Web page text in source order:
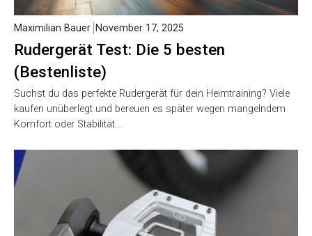
Rudergerät Test: Die 5 besten
(Bestenliste)
Maximilian Bauer November 17, 2025
Suchst du das perfekte Rudergerät für dein Heimtraining? Viele
kaufen unüberlegt und bereuen es später wegen mangelndem
Komfort oder Stabilität….